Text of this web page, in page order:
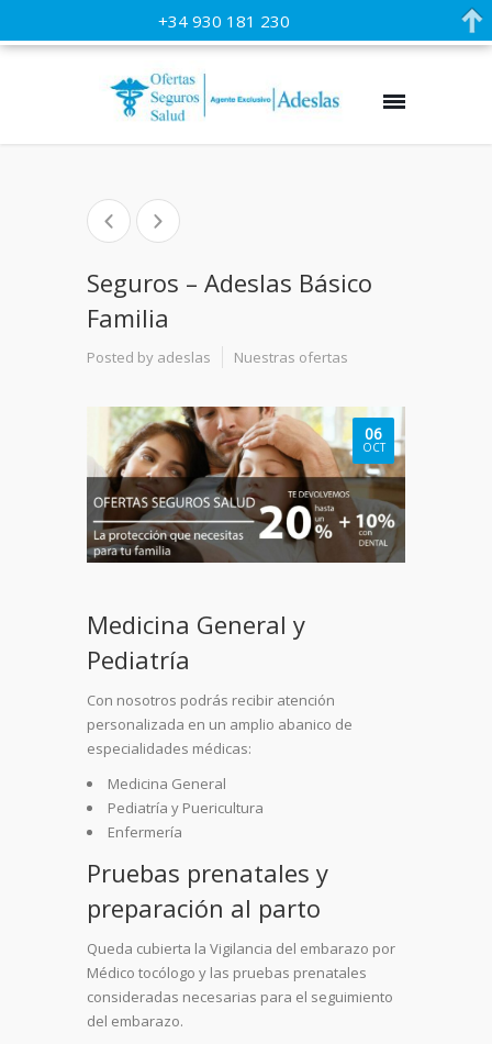
Seguros – Adeslas Básico
Familia
Posted by adeslas Nuestras ofertas
06
OCT
Medicina General y
Pediatría
Con nosotros podrás recibir atención
personalizada en un amplio abanico de
especialidades médicas:
Medicina General
Pediatría y Puericultura
Enfermería
Pruebas prenatales y
preparación al parto
Queda cubierta la Vigilancia del embarazo por
Médico tocólogo y las pruebas prenatales
consideradas necesarias para el seguimiento
del embarazo.
+34 930 181 230